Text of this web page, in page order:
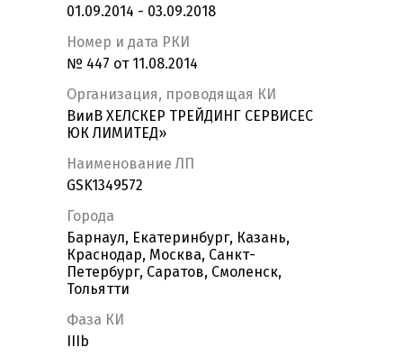
01.09.2014 - 03.09.2018
Номер и дата РКИ
№ 447 от 11.08.2014
Организация, проводящая КИ
ВииВ ХЕЛСКЕР ТРЕЙДИНГ СЕРВИСЕС
ЮК ЛИМИТЕД»
Наименование ЛП
GSK1349572
Города
Барнаул, Екатеринбург, Казань,
Краснодар, Москва, Санкт-
Петербург, Саратов, Смоленск,
Тольятти
Фаза КИ
IIIb